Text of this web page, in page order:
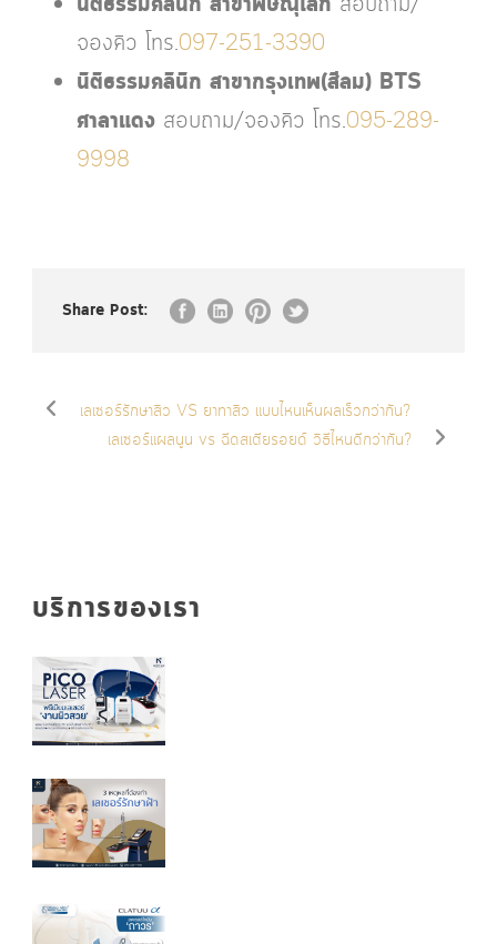
จองคิว โทร.097-251-3390
นิติธรรมคลินิก สาขากรุงเทพ(สีลม) BTS
ศาลาแดง สอบถาม/จองคิว โทร.095-289-
9998
Share Post:
เลเซอร์รักษาสิว VS ยาทาสิว แบบไหนเห็นผลเร็วกว่ากัน?
เลเซอร์แผลนูน vs ฉีดสเตียรอยด์ วิธีไหนดีกว่ากัน?
บริการของเรา